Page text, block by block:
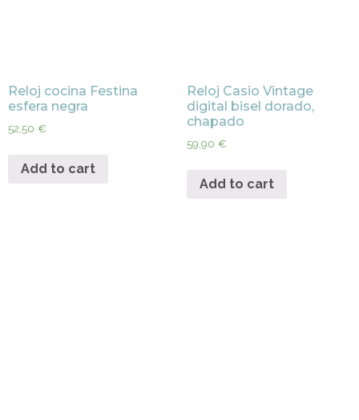
Reloj cocina Festina
esfera negra
52,50 €
Add to cart
Reloj Casio Vintage
digital bisel dorado,
chapado
59,90 €
Add to cart